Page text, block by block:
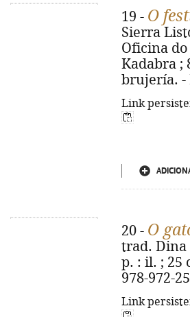
19 - O
Sierra
Oficina
Kadabra ;
brujería. -
Link
20 - O
trad. Dina
p. : il. ; 25
978-972-
Link